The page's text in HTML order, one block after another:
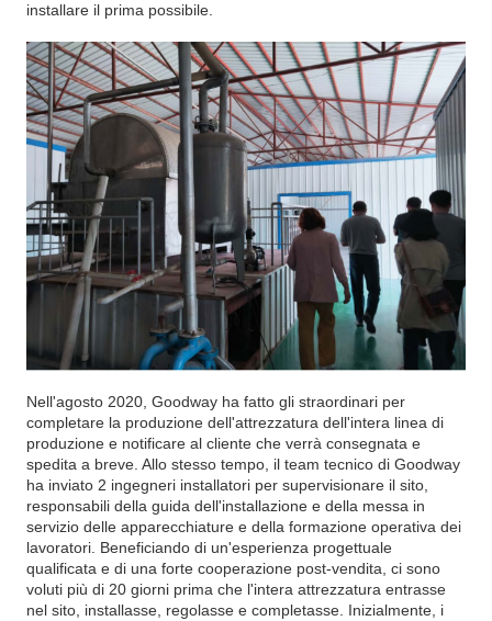
installare il prima possibile.
Nell'agosto 2020, Goodway ha fatto gli straordinari per
completare la produzione dell'attrezzatura dell'intera linea di
produzione e notificare al cliente che verrà consegnata e
spedita a breve. Allo stesso tempo, il team tecnico di Goodway
ha inviato 2 ingegneri installatori per supervisionare il sito,
responsabili della guida dell'installazione e della messa in
servizio delle apparecchiature e della formazione operativa dei
lavoratori. Beneficiando di un'esperienza progettuale
qualificata e di una forte cooperazione post-vendita, ci sono
voluti più di 20 giorni prima che l'intera attrezzatura entrasse
nel sito, installasse, regolasse e completasse. Inizialmente, i